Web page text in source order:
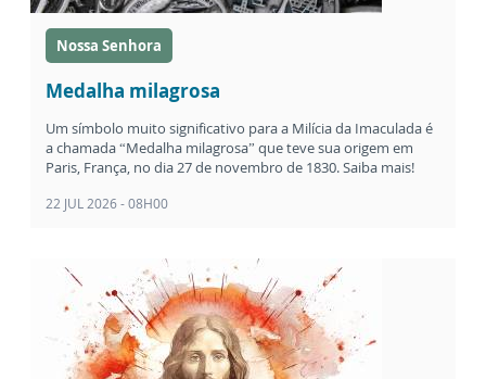
Nossa Senhora
Medalha milagrosa
Um símbolo muito significativo para a Milícia da Imaculada é
a chamada “Medalha milagrosa” que teve sua origem em
Paris, França, no dia 27 de novembro de 1830. Saiba mais!
22 JUL 2026 - 08H00